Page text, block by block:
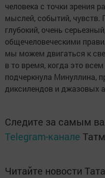
человека с точки зрения
мыслей, событий, чувств.
глубокий, очень
общечеловеческими
мы можем двигаться к
в то время, когда это
подчеркнула Минуллина,
диксилендов и джазовых
Следите за самым
Telegram-канале
Читайте новости